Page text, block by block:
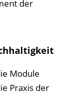
der
Module
Praxis der